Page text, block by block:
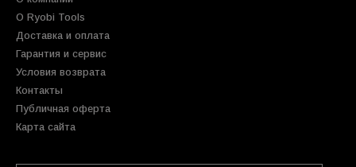
О Ryobi Tools
Доставка и оплата
Гарантия и сервис
Условия возврата
Контакты
Публичная оферта
Карта сайта